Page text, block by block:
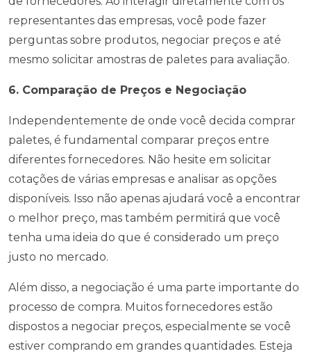
representantes das empresas, você pode fazer
perguntas sobre produtos, negociar preços e até
mesmo solicitar amostras de paletes para avaliação.
6. Comparação de Preços e Negociação
Independentemente de onde você decida comprar
paletes, é fundamental comparar preços entre
diferentes fornecedores. Não hesite em solicitar
cotações de várias empresas e analisar as opções
disponíveis. Isso não apenas ajudará você a encontrar
o melhor preço, mas também permitirá que você
tenha uma ideia do que é considerado um preço
justo no mercado.
Além disso, a negociação é uma parte importante do
processo de compra. Muitos fornecedores estão
dispostos a negociar preços, especialmente se você
estiver comprando em grandes quantidades. Esteja